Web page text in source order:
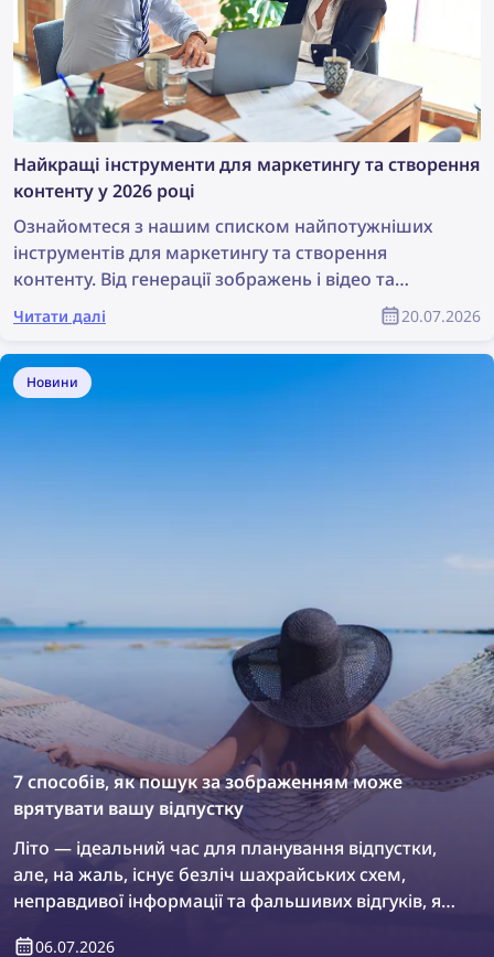
Найкращі інструменти для маркетингу та створення
контенту у 2026 році
Ознайомтеся з нашим списком найпотужніших
інструментів для маркетингу та створення
контенту. Від генерації зображень і відео та
дизайну до пошуку контенту й захисту авторських
прав — ці інструменти стануть у пригоді будь-якій
маркетинговій команді. У цій статті зібрано
повний список найкращих інструментів для
маркетологів і продуктових дизайнерів.
Читати далі 20.07.2026
Новини
7 способів, як пошук за зображенням може
врятувати вашу відпустку
Літо — ідеальний час для планування відпустки,
але, на жаль, існує безліч шахрайських схем,
неправдивої інформації та фальшивих відгуків, які
06.07.2026